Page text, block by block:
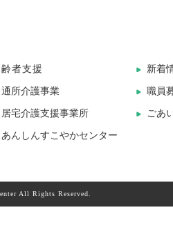
者支援
通所介護事業
居宅介護支援事業所
あんしんすこやかセンター
新着
職員
ごあ
All Rights Reserved.